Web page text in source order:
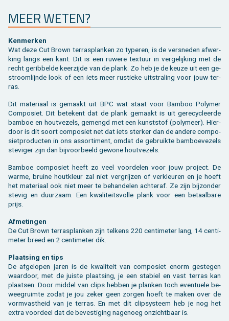
MEER WETEN?
Ken­mer­ken
Wat deze Cut Brown terras­planken zo ty­pe­ren, is de ver­sne­den af­wer­
king langs een kant. Dit is een ru­we­re tex­tuur in ver­ge­lij­king met de
recht ge­rib­bel­de keer­zij­de van de plank. Zo heb je de keuze uit een ge­
stroom­lijn­de look of een iets meer rus­tie­ke uit­stra­ling voor jouw ter­
ras.
Dit ma­te­ri­aal is ge­maakt uit BPC wat staat voor Bam­boo Po­ly­mer
Com­po­siet. Dit be­te­kent dat de plank ge­maakt is uit ge­re­cy­cleer­de
bam­boe en hout­ve­zels, ge­mengd met een kunst­stof (po­ly­meer). Hier­
door is dit soort com­po­siet net dat iets ster­ker dan de an­de­re com­po­
siet­pro­duc­ten in ons as­sor­ti­ment, omdat de ge­bruik­te bam­boe­ve­zels
ste­vi­ger zijn dan bij­voor­beeld ge­wo­ne hout­ve­zels.
Bam­boe com­po­siet heeft zo veel voor­de­len voor jouw pro­ject. De
warme, brui­ne hout­kleur zal niet ver­grij­zen of ver­kleu­ren en je hoeft
het ma­te­ri­aal ook niet meer te be­han­de­len ach­ter­af. Ze zijn bij­zon­der
ste­vig en duur­zaam. Een kwa­li­teits­vol­le plank voor een be­taal­ba­re
prijs.
Af­me­tin­gen
De Cut Brown terras­planken zijn tel­kens 220 cen­ti­me­ter lang, 14 cen­ti­
me­ter breed en 2 cen­ti­me­ter dik.
Plaat­sing en tips
De af­ge­lo­pen jaren is de kwa­li­teit van com­po­siet enorm ge­ste­gen
waar­door, met de juis­te plaat­sing, je een sta­biel en vast ter­ras kan
plaat­sen. Door mid­del van clips heb­ben je plan­ken toch even­tu­e­le be­
wee­g­ruim­te zodat je jou zeker geen zor­gen hoeft te maken over de
vorm­vast­heid van je ter­ras. En met dit clip­sys­teem heb je nog het
extra voor­deel dat de be­ves­ti­ging na­ge­noeg on­zicht­baar is.